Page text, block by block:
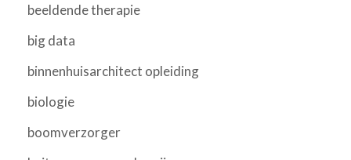
beeldende therapie
big data
binnenhuisarchitect opleiding
biologie
boomverzorger